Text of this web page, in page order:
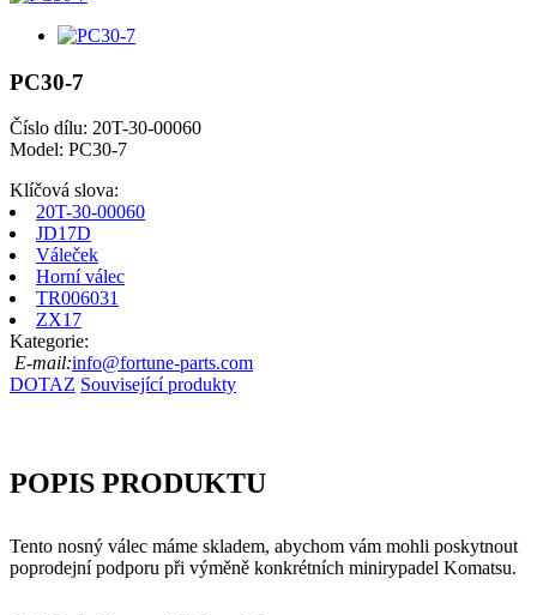
PC30-7
Číslo dílu: 20T-30-00060
Model: PC30-7
Klíčová slova:
20T-30-00060
JD17D
Váleček
Horní válec
TR006031
ZX17
Kategorie:
E-mail:info@fortune-parts.com
DOTAZ Související produkty
POPIS PRODUKTU
Tento nosný válec máme skladem, abychom vám mohli poskytnout
poprodejní podporu při výměně konkrétních minirypadel Komatsu.